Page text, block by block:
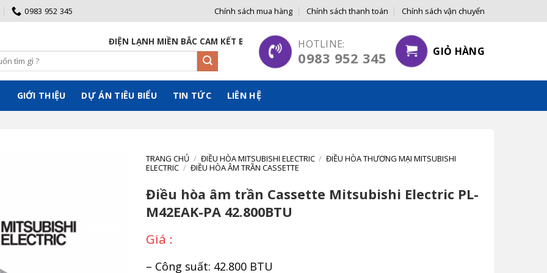
0983 952 345 Chính sách mua hàng Chính sách thanh toán Chính sách vận chuyển
ĐIỆN LẠNH MIỀN BẮC CAM KẾT BÁN GIÁ GỐC ĐẾN TAY NGƯỜI TIÊU DÙNG
HOTLINE:
0983 952 345 GIỎ HÀNG
GIỚI THIỆU DỰ ÁN TIÊU BIỂU TIN TỨC LIÊN HỆ
TRANG CHỦ / ĐIỀU HÒA MITSUBISHI ELECTRIC / ĐIỀU HÒA THƯƠNG MẠI MITSUBISHI
ELECTRIC / ĐIỀU HÒA ÂM TRẦN CASSETTE
Điều hòa âm trần Cassette Mitsubishi Electric PL-
M42EAK-PA 42.800BTU
– Công suất: 42.800 BTU